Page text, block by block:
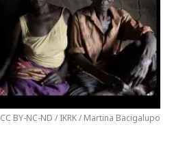
CC BY-NC-ND / IKRK / Martina Bacigalupo